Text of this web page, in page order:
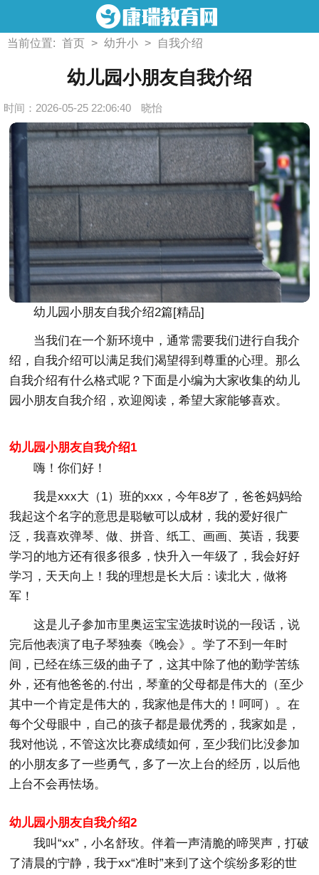
当前位置: 首页 > 幼升小 > 自我介绍
幼儿园小朋友自我介绍
时间：2026-05-25 22:06:40 晓怡
幼儿园小朋友自我介绍2篇[精品]
当我们在一个新环境中，通常需要我们进行自我介
绍，自我介绍可以满足我们渴望得到尊重的心理。那么
自我介绍有什么格式呢？下面是小编为大家收集的幼儿
园小朋友自我介绍，欢迎阅读，希望大家能够喜欢。
幼儿园小朋友自我介绍1
嗨！你们好！
我是xxx大（1）班的xxx，今年8岁了，爸爸妈妈给
我起这个名字的意思是聪敏可以成材，我的爱好很广
泛，我喜欢弹琴、做、拼音、纸工、画画、英语，我要
学习的地方还有很多很多，快升入一年级了，我会好好
学习，天天向上！我的理想是长大后：读北大，做将
军！
这是儿子参加市里奥运宝宝选拔时说的一段话，说
完后他表演了电子琴独奏《晚会》。学了不到一年时
间，已经在练三级的曲子了，这其中除了他的勤学苦练
外，还有他爸爸的.付出，琴童的父母都是伟大的（至少
其中一个肯定是伟大的，我家他是伟大的！呵呵）。在
每个父母眼中，自己的孩子都是最优秀的，我家如是，
我对他说，不管这次比赛成绩如何，至少我们比没参加
的小朋友多了一些勇气，多了一次上台的经历，以后他
上台不会再怯场。
幼儿园小朋友自我介绍2
我叫“xx”，小名舒玫。伴着一声清脆的啼哭声，打破
了清晨的宁静，我于xx“准时”来到了这个缤纷多彩的世